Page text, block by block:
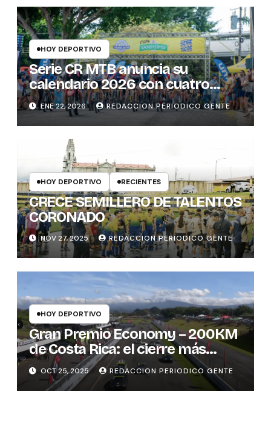
HOY DEPORTIVO
Serie CR MTB anuncia su
calendario 2026 con cuatro
fechas en distintas provincias
del país
ENE 22, 2026 REDACCION PERIODICO GENTE
HOY DEPORTIVO RECIENTES
CRECE SEMILLERO DE TALENTOS
CORONADO
NOV 27, 2025 REDACCION PERIODICO GENTE
HOY DEPORTIVO
Gran Premio Economy – 200KM
de Costa Rica: el cierre más
emocionante del automovilismo
nacional
OCT 25, 2025 REDACCION PERIODICO GENTE